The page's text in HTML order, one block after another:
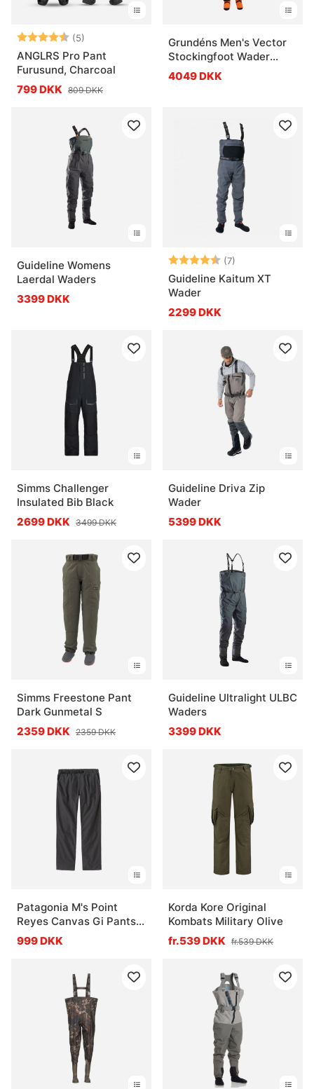
Vurdering: (5)
4.8 ud af 5 stjerner
ANGLRS Pro Pant
Furusund, Charcoal
799 DKK 809 DKK
Grundéns Men's Vector
Stockingfoot Wader
Anchor
4049 DKK
Guideline Womens
Laerdal Waders
3399 DKK
Vurdering: (7)
Guideline Kaitum XT
Wader
2299 DKK
Simms Challenger
Insulated Bib Black
2699 DKK 3499 DKK
Guideline Driva Zip
Wader
5399 DKK
Simms Freestone Pant
Dark Gunmetal S
2359 DKK 2359 DKK
Guideline Ultralight ULBC
Waders
3399 DKK
Patagonia M's Point
Reyes Canvas Gi Pants
INBK
999 DKK
Korda Kore Original
Kombats Military Olive
fr.539 DKK fr.539 DKK